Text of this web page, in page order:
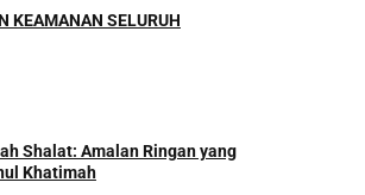
KEAMANAN SELURUH
Shalat: Amalan Ringan yang
Khatimah